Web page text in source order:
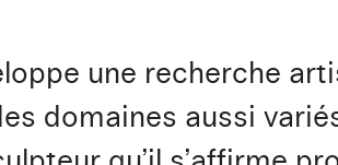
une recherche
domaines aussi